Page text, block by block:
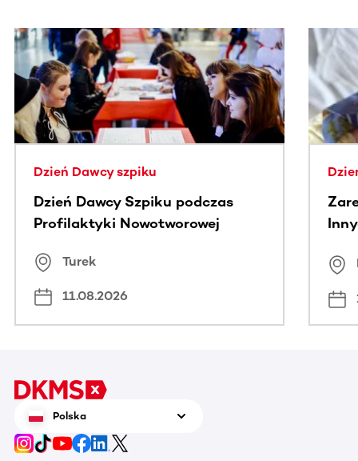
Ta sekcja zawiera treści przewijane w poziomie. Użyj
Dzień Dawcy szpiku
Dzień Dawcy Szpiku podczas
Profilaktyki Nowotworowej
Turek
11.08.2026
Polska